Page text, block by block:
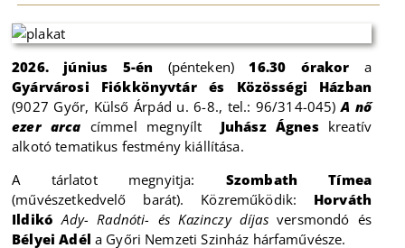
2026. június 5-én (pénteken)16.30 órakor a
Gyárvárosi Fiókkönyvtár és Közösségi Házban
(9027 Győr, Külső Árpád u. 6-8., tel.: 96/314-045)A nő
ezer arca címmel megnyílt Juhász Ágneskreatív
alkotó tematikus festmény kiállítása.
A tárlatot megnyitja: Szombath Tímea
(művészetkedvelő barát). Közreműködik: Horváth
Ildikó Ady- Radnóti- és Kazinczy díjasversmondó és
Bélyei Adél a Győri Nemzeti Szinház hárfaművésze.